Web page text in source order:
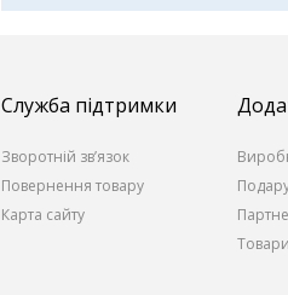
Служба підтримки
Зворотній зв’язок
Повернення товару
Карта сайту